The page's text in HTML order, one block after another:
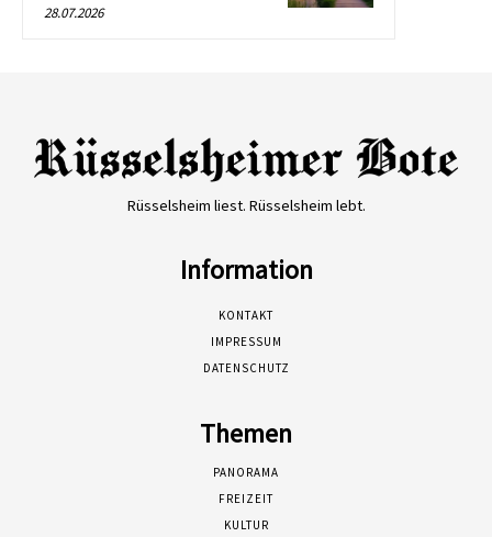
28.07.2026
Rüsselsheim liest. Rüsselsheim lebt.
Information
KONTAKT
IMPRESSUM
DATENSCHUTZ
Themen
PANORAMA
FREIZEIT
KULTUR